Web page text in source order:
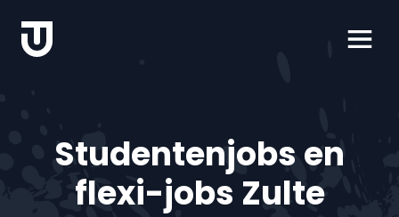
Studentenjobs en
flexi-jobs Zulte